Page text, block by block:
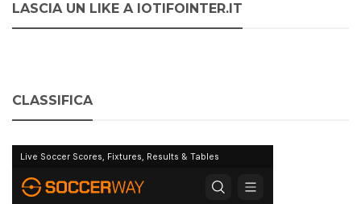
LASCIA UN LIKE A IOTIFOINTER.IT
CLASSIFICA